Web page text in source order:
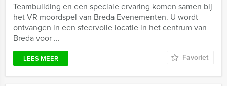
Teambuilding en een speciale ervaring komen samen bij
het VR moordspel van Breda Evenementen. U wordt
ontvangen in een sfeervolle locatie in het centrum van
Breda voor ...
LEES MEER Favoriet